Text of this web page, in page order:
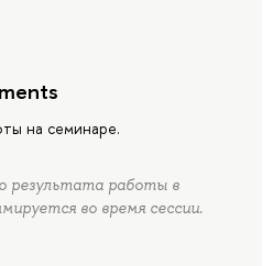
на семинаре.
результата работы в
во время сессии.